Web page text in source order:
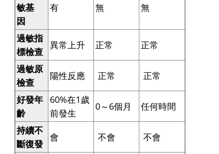
敏基
因
有 無 無
過敏指
標檢查
異常上升 正常 正常
過敏原
檢查
陽性反應 正常 正常
好發年
齡
60%在1歲
前發生
0～6個月 任何時間
持續不
斷復發
會 不會 不會